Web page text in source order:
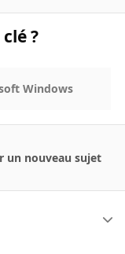
?
Windows
un nouveau sujet